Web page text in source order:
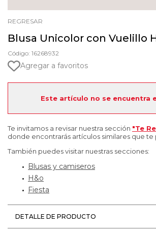
REGRESAR
Blusa Unicolor con Vuelillo
Código: 16268932
Agregar a favoritos
Este artículo no se encuentra
Te invitamos a revisar nuestra sección "Te
donde encontrarás artículos similares que te
También puedes visitar nuestras secciones:
Blusas y camiseros
H&o
Fiesta
DETALLE DE PRODUCTO